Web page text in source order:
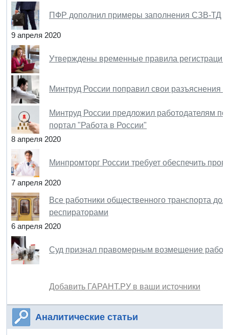
ПФР дополнил примеры заполнения СЗВ-ТД
9 апреля 2020
Утверждены временные правила регистрации
Минтруд России поправил свои разъяснения
Минтруд России предложил работодателям
портал "Работа в России"
8 апреля 2020
Минпромторг России требует обеспечить
7 апреля 2020
Все работники общественного транспорта
респираторами
6 апреля 2020
Суд признал правомерным возмещение
Добавить ГАРАНТ.РУ в ваши источники
Аналитические статьи